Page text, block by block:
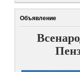
Объявление